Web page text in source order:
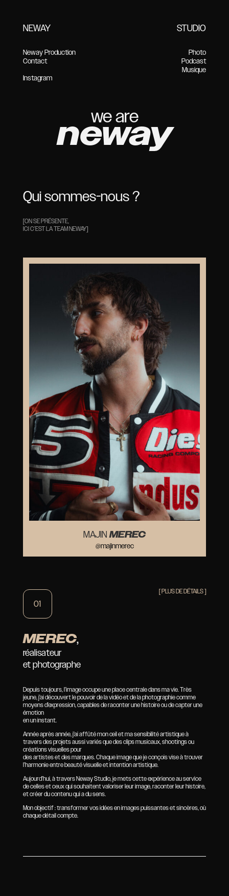
NEWAY
Neway Production
Contact
Instagram
STUDIO
Photo
Podcast
Musique
we are
neway
Qui sommes-nous ?
[ON SE PRÉSENTE,
ICI C’EST LA TEAM NEWAY]
MAJIN MEREC
@majinmerec
01
[ PLUS DE DÉTAILS ]
MEREC,
réalisateur
et photographe
Depuis toujours, l’image occupe une place centrale dans ma vie. Très
jeune, j’ai découvert le pouvoir de la vidéo et de la photographie comme
moyens d’expression, capables de raconter une histoire ou de capter une
émotion
en un instant.
Année après année, j’ai affûté mon œil et ma sensibilité artistique à
travers des projets aussi variés que des clips musicaux, shootings ou
créations visuelles pour
des artistes et des marques. Chaque image que je conçois vise à trouver
l’harmonie entre beauté visuelle et intention artistique.
Aujourd’hui, à travers Neway Studio, je mets cette expérience au service
de celles et ceux qui souhaitent valoriser leur image, raconter leur histoire,
et créer du contenu qui a du sens.
Mon objectif : transformer vos idées en images puissantes et sincères, où
chaque détail compte.